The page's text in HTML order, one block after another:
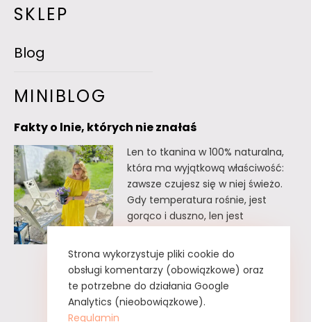
SKLEP
Blog
MINIBLOG
Fakty o lnie, których nie znałaś
Len to tkanina w 100% naturalna,
która ma wyjątkową właściwość:
zawsze czujesz się w niej świeżo.
Gdy temperatura rośnie, jest
gorąco i duszno, len jest
faktów o lnie, których
prawdopodobnie nie znałaś. Fakty
o lnie, których nie znałaś Lnu nie
trzeba prasować. Wystarczy tzw.
Strona wykorzystuje pliki cookie do
obsługi komentarzy (obowiązkowe) oraz
te potrzebne do działania Google
Analytics (nieobowiązkowe).
Regulamin